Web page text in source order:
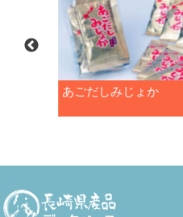
あごだしみじょか